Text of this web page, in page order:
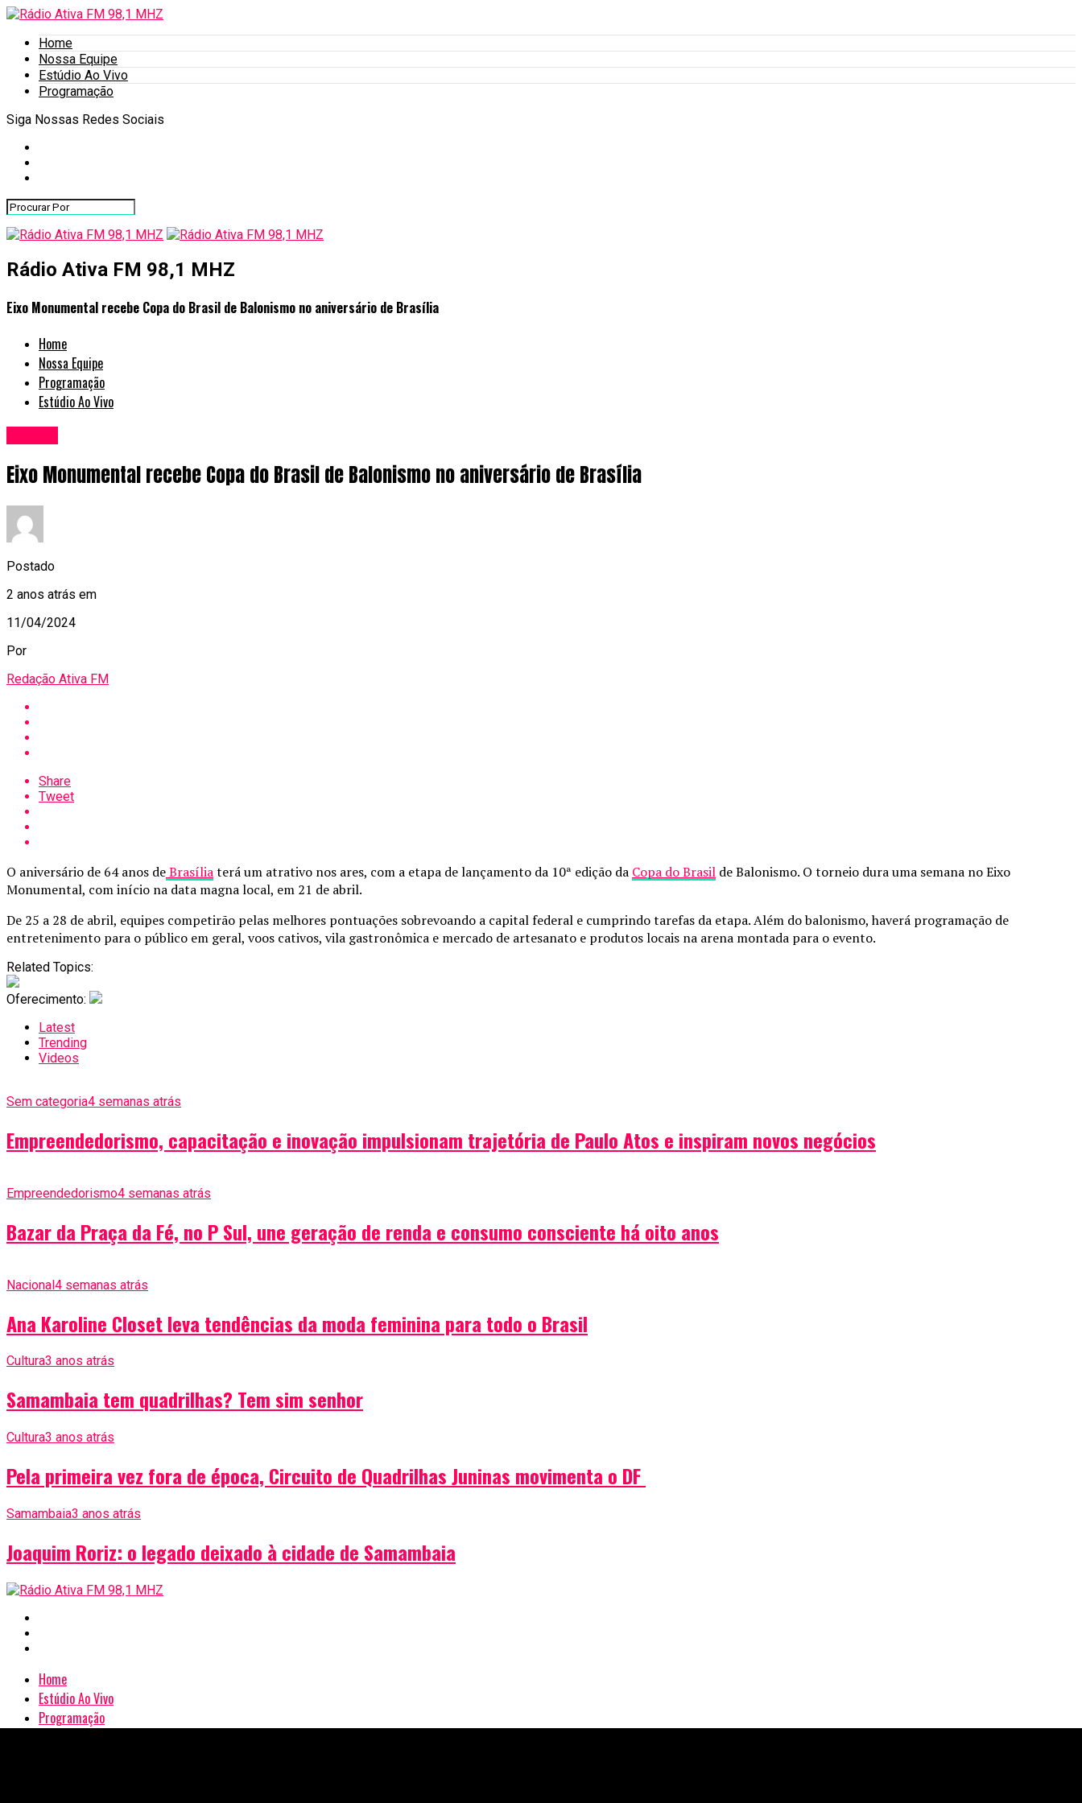
Home
Nossa Equipe
Estúdio Ao Vivo
Programação
Siga Nossas Redes Sociais
Rádio Ativa FM 98,1 MHZ
Eixo Monumental recebe Copa do Brasil de Balonismo no aniversário de Brasília
Home
Nossa Equipe
Programação
Estúdio Ao Vivo
Eixo Monumental recebe Copa do Brasil de Balonismo no aniversário de Brasília
Postado
2 anos atrás em
11/04/2024
Por
Redação Ativa FM
Share
Tweet
O aniversário de 64 anos deBrasíliaterá um atrativo nos ares, com a etapa de lançamento da 10ª edição da Copa do Brasil de Balonismo. O torneio dura uma semana no Eixo
Monumental, com início na data magna local, em 21 de abril.
De 25 a 28 de abril, equipes competirão pelas melhores pontuações sobrevoando a capital federal e cumprindo tarefas da etapa. Além do balonismo, haverá programação de
entretenimento para o público em geral, voos cativos, vila gastronômica e mercado de artesanato e produtos locais na arena montada para o evento.
Related Topics:
Oferecimento:
Latest
Trending
Videos
Sem categoria4 semanas atrás
Empreendedorismo, capacitação e inovação impulsionam trajetória de Paulo Atos e inspiram novos negócios
Empreendedorismo4 semanas atrás
Bazar da Praça da Fé, no P Sul, une geração de renda e consumo consciente há oito anos
Nacional4 semanas atrás
Ana Karoline Closet leva tendências da moda feminina para todo o Brasil
Cultura3 anos atrás
Samambaia tem quadrilhas? Tem sim senhor
Cultura3 anos atrás
Pela primeira vez fora de época, Circuito de Quadrilhas Juninas movimenta o DF
Samambaia3 anos atrás
Joaquim Roriz: o legado deixado à cidade de Samambaia
Home
Estúdio Ao Vivo
Programação